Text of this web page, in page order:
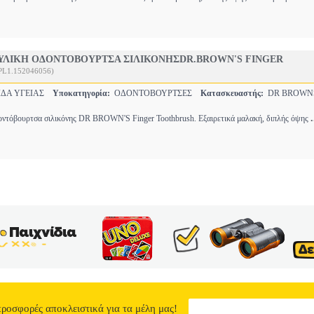
ΟΔΟΝΤΟΒΟΥΡΤΣΑ ΣΙΛΙΚΟΝΗΣDR.BROWN'S FINGER
ΥΓΕΙΑΣ Υποκατηγορία: ΟΔΟΝΤΟΒΟΥΡΤΣΕΣ Κατασκευαστής: DR
σιλικόνης DR BROWN'S Finger Toothbrush. Εξαιρετικά μαλακή, διπλής όψης
αποκλειστικά για τα μέλη μας!